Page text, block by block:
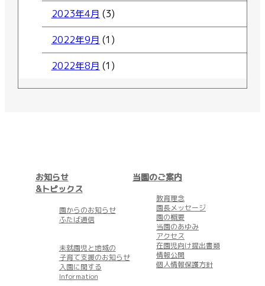
2023年4月 (3)
2022年9月 (1)
2022年8月 (1)
お知らせ
&トピックス
園からのお知らせ
ふたば通信
未就園児と地域の
子育て支援のお知らせ
入園に関する
Information
当園のご案内
教育理念
園長メッセージ
園の概要
当園のあゆみ
アクセス
在園児向け提出書類
情報公開
個人情報保護方針